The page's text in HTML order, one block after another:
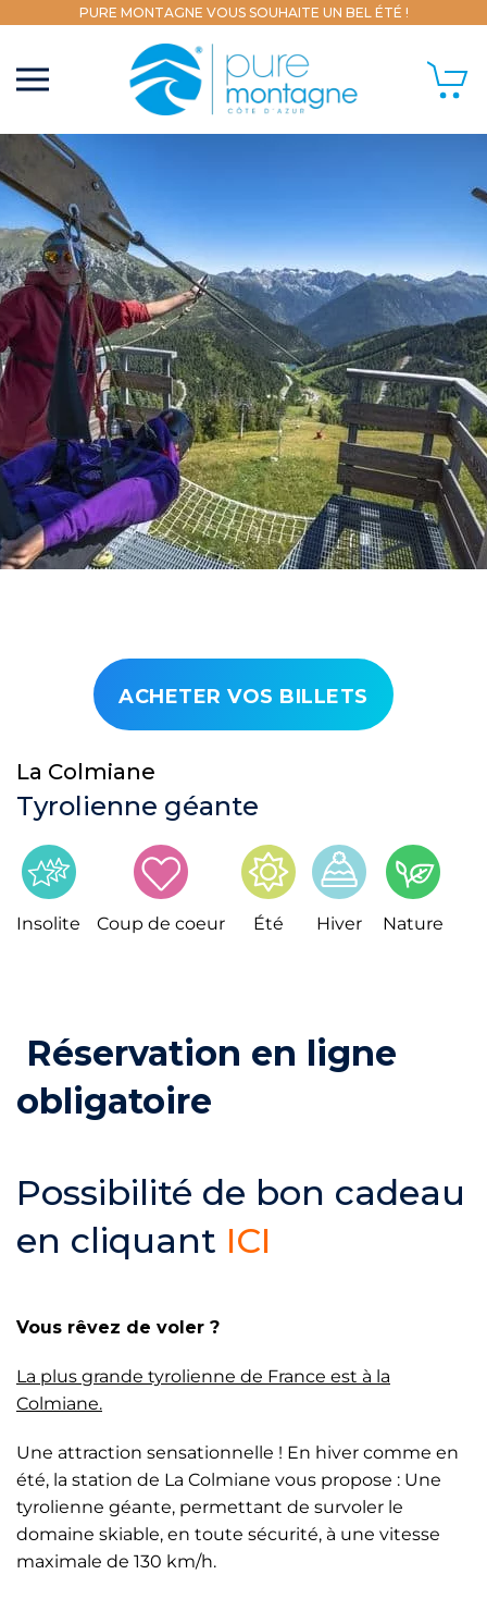
PURE MONTAGNE VOUS SOUHAITE UN BEL ÉTÉ !
ACHETER VOS BILLETS
La Colmiane
Tyrolienne géante
Insolite Coup de coeur Été Hiver Nature
Réservation en ligne
obligatoire
Possibilité de bon cadeau
en cliquant ICI
Vous rêvez de voler ?
La plus grande tyrolienne de France est à la
Colmiane.
Une attraction sensationnelle ! En hiver comme en
été, la station de La Colmiane vous propose : Une
tyrolienne géante, permettant de survoler le
domaine skiable, en toute sécurité, à une vitesse
maximale de 130 km/h.